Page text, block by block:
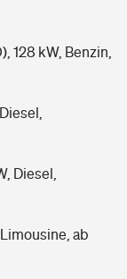
128 kW, Benzin,
Diesel,
ab